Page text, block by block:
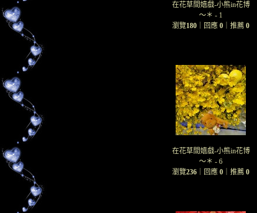
在花草間嬉戲-小熊in花博
～＊ - 1
瀏覽180 ｜回應 0 ｜推薦 0
在花草間嬉戲-小熊in花博
～＊ - 6
瀏覽236 ｜回應 0 ｜推薦 0